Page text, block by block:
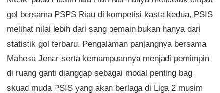
gol bersama PSPS Riau di kompetisi kasta kedua, PSIS
melihat nilai lebih dari sang pemain bukan hanya dari
statistik gol terbaru. Pengalaman panjangnya bersama
Mahesa Jenar serta kemampuannya menjadi pemimpin
di ruang ganti dianggap sebagai modal penting bagi
skuad muda PSIS yang akan berlaga di Liga 2 musim